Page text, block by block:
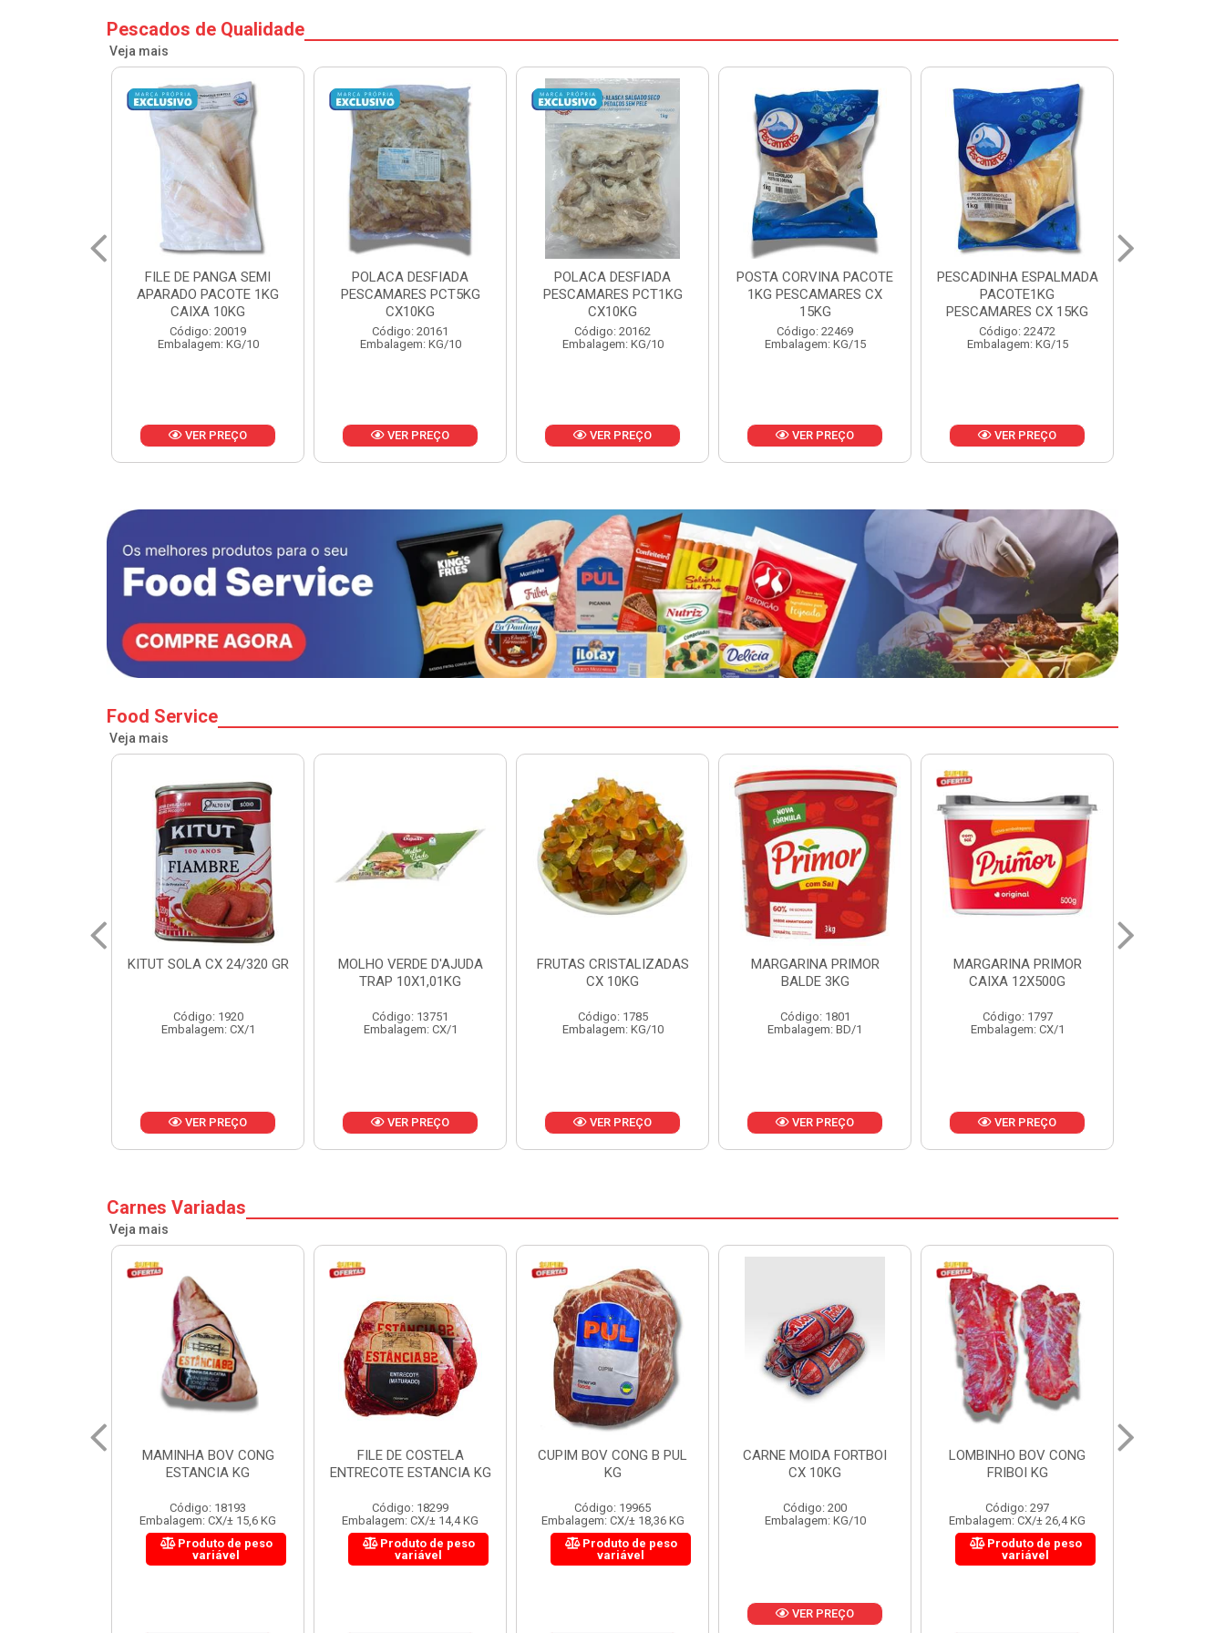
Pescados de Qualidade
Veja mais
POLACA DESFIADA
PESCAMARES PCT5KG
CX10KG
Código: 20161
Embalagem: KG/10
VER PREÇO
POLACA DESFIADA
PESCAMARES PCT1KG
CX10KG
Código: 20162
Embalagem: KG/10
VER PREÇO
POSTA CORVINA PACOTE
1KG PESCAMARES CX
Código: 22469
Embalagem: KG/15
VER PREÇO
PESCADINHA ESPALMADA
PACOTE1KG
PESCAMARES CX 15KG
Código: 22472
Embalagem: KG/15
VER PREÇO
FILE DE PANGA PREMIUM
PACOTE 1KG CAIXA 10KG
Código: 20021
Embalagem: KG/10
VER PREÇO
Food Service
Veja mais
MOLHO VERDE D'AJUDA
Código: 13751
Embalagem: CX/1
VER PREÇO
FRUTAS CRISTALIZADAS
CX 10KG
Código: 1785
Embalagem: KG/10
VER PREÇO
MARGARINA PRIMOR
BALDE 3KG
Código: 1801
Embalagem: BD/1
VER PREÇO
MARGARINA PRIMOR
CAIXA 12X500G
Código: 1797
Embalagem: CX/1
VER PREÇO
MARGARINA PRIMOR CX
24X250G
Código: 1921
Embalagem: CX/1
VER PREÇO
Carnes Variadas
Veja mais
FILE DE COSTELA
ENTRECOTE ESTANCIA KG
Código: 18299
Embalagem: CX/± 14,4 KG
Produto de peso
variável
CUPIM BOV CONG B PUL
KG
Código: 19965
Embalagem: CX/± 18,36 KG
Produto de peso
variável
CARNE MOIDA FORTBOI
CX 10KG
Código: 200
Embalagem: KG/10
LOMBINHO BOV CONG
FRIBOI KG
Código: 297
Embalagem: CX/± 26,4 KG
FIGADO BOV CONG FRIBOI
KG
Código: 222
Embalagem: CX/± 30,12 KG
Produto de peso
variável